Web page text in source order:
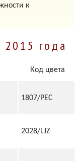
к
2015 года
Код цвета
1807/PEC
2028/LJZ